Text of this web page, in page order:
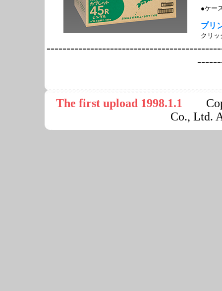
●ケー
プリ
クリッ
The first upload 1998.1.1
Co., Ltd.